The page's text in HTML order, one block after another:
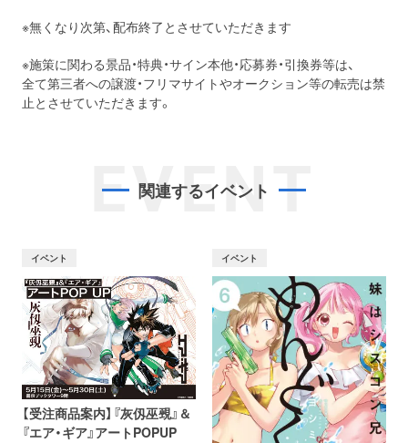
※無くなり次第、配布終了とさせていただきます
※施策に関わる景品・特典・サイン本他・応募券・引換券等は、
全て第三者への譲渡・フリマサイトやオークション等の転売は禁
止とさせていただきます。
EVENT
関連するイベント
イベント
【受注商品案内】『灰仭巫覡』＆
『エア・ギア』アートPOPUP
イベント